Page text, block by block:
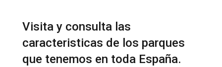
Visita y consulta las
caracteristicas de los parques
que tenemos en toda España.